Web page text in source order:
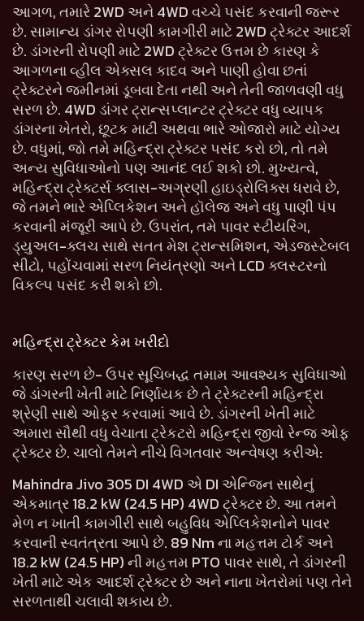
આગળ, તમારે 2WD અને 4WD વચ્ચે પસંદ કરવાની જરૂર
છે. સામાન્ય ડાંગર રોપણી કામગીરી માટે 2WD ટ્રેક્ટર આદર્શ
છે. ડાંગરની રોપણી માટે 2WD ટ્રેક્ટર ઉત્તમ છે કારણ કે
આગળના વ્હીલ એક્સલ કાદવ અને પાણી હોવા છતાં
ટ્રેક્ટરને જમીનમાં ડૂબવા દેતા નથી અને તેની જાળવણી વધુ
સરળ છે. 4WD ડાંગર ટ્રાન્સપ્લાન્ટર ટ્રેક્ટર વધુ વ્યાપક
ડાંગરના ખેતરો, છૂટક માટી અથવા ભારે ઓજારો માટે યોગ્ય
છે. વધુમાં, જો તમે મહિન્દ્રા ટ્રેક્ટર પસંદ કરો છો, તો તમે
અન્ય સુવિધાઓનો પણ આનંદ લઈ શકો છો. મુખ્યત્વે,
મહિન્દ્રા ટ્રેક્ટર્સ ક્લાસ-અગ્રણી હાઇડ્રોલિક્સ ધરાવે છે,
જે તમને ભારે એપ્લિકેશન અને હૉલેજ અને વધુ પાણી પંપ
કરવાની મંજૂરી આપે છે. ઉપરાંત, તમે પાવર સ્ટીયરિંગ,
ડ્યુઅલ-ક્લચ સાથે સતત મેશ ટ્રાન્સમિશન, એડજસ્ટેબલ
સીટો, પહોંચવામાં સરળ નિયંત્રણો અને LCD ક્લસ્ટરનો
વિકલ્પ પસંદ કરી શકો છો.
મહિન્દ્રા ટ્રેક્ટર કેમ ખરીદો
કારણ સરળ છે- ઉપર સૂચિબદ્ધ તમામ આવશ્યક સુવિધાઓ
જે ડાંગરની ખેતી માટે નિર્ણાયક છે તે ટ્રેક્ટરની મહિન્દ્રા
શ્રેણી સાથે ઓફર કરવામાં આવે છે. ડાંગરની ખેતી માટે
અમારા સૌથી વધુ વેચાતા ટ્રેકટરો મહિન્દ્રા જીવો રેન્જ ઓફ
ટ્રેક્ટર છે. ચાલો તેમને નીચે વિગતવાર અન્વેષણ કરીએ:
Mahindra Jivo 305 DI 4WD એ DI એન્જિન સાથેનું
એકમાત્ર 18.2 kW (24.5 HP) 4WD ટ્રેક્ટર છે. આ તમને
મેળ ન ખાતી કામગીરી સાથે બહુવિધ એપ્લિકેશનોને પાવર
કરવાની સ્વતંત્રતા આપે છે. 89 Nm ના મહત્તમ ટોર્ક અને
18.2 kW (24.5 HP) ની મહત્તમ PTO પાવર સાથે, તે ડાંગરની
ખેતી માટે એક આદર્શ ટ્રેક્ટર છે અને નાના ખેતરોમાં પણ તેને
સરળતાથી ચલાવી શકાય છે.